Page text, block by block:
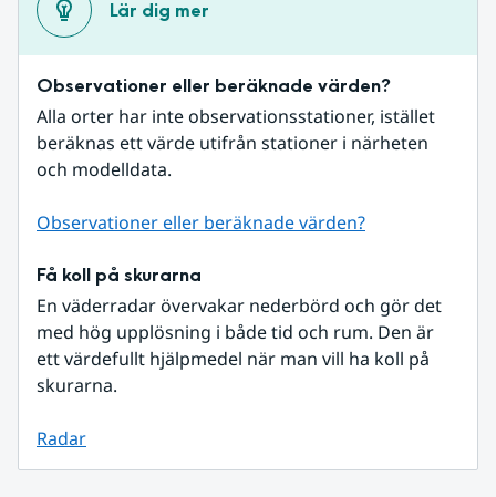
Lär dig mer
Observationer eller beräknade värden?
Alla orter har inte observationsstationer, istället
beräknas ett värde utifrån stationer i närheten
och modelldata.
Observationer eller beräknade värden?
Få koll på skurarna
En väderradar övervakar nederbörd och gör det
med hög upplösning i både tid och rum. Den är
ett värdefullt hjälpmedel när man vill ha koll på
skurarna.
Radar